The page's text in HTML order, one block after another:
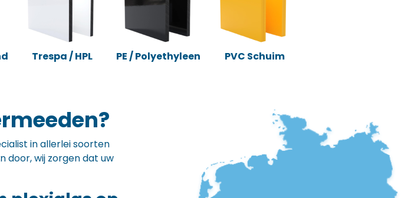
Trespa / HPL PE / Polyethyleen PVC Schuim
in allerlei soorten
door, wij zorgen dat uw